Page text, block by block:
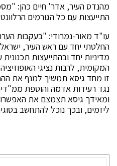
מהנדס העיר, אדר' חיים כהן:
התייעצות עם כל הגורמים
עו"ד מאור-נמרודי: "בעקבות
החלטתי יחד עם ראש העיר, ישראל
מדיניות יחד ובהתייעצות
המקומית, לרבות נציגי
זו מחד גיסא תמשיך למנף את
נגד רעידות אדמה והוספת
ומאידך גיסא תצמצם את
ליזמים, ובכך נוכל להתחשב